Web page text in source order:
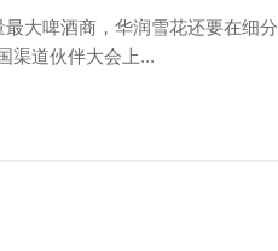
大啤酒商，华润雪花还要在细分
渠道伙伴大会上...